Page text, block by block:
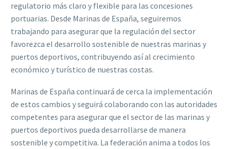
regulatorio más claro y flexible para las concesiones
portuarias. Desde Marinas de España, seguiremos
trabajando para asegurar que la regulación del sector
favorezca el desarrollo sostenible de nuestras marinas y
puertos deportivos, contribuyendo así al crecimiento
económico y turístico de nuestras costas.
Marinas de España continuará de cerca la implementación
de estos cambios y seguirá colaborando con las autoridades
competentes para asegurar que el sector de las marinas y
puertos deportivos pueda desarrollarse de manera
sostenible y competitiva. La federación anima a todos los